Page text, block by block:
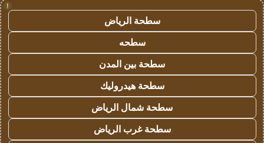
!
سطحة الرياض
سطحه
سطحة بين المدن
سطحة هيدروليك
سطحة شمال الرياض
سطحة غرب الرياض